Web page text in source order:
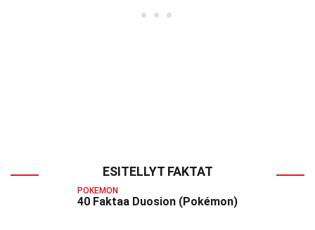
ESITELLYT FAKTAT
POKEMON
40 Faktaa Duosion (Pokémon)